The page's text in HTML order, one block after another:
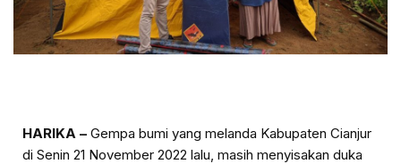
HARIKA – Gempa bumi yang melanda Kabupaten Cianjur
di Senin 21 November 2022 lalu, masih menyisakan duka